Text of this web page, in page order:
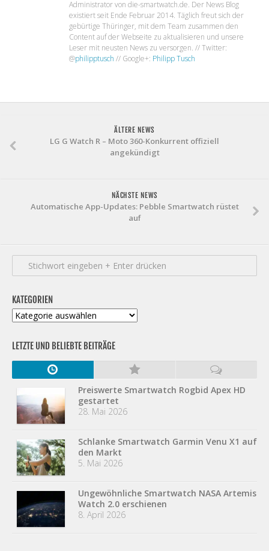
Administrator von die-smartwatch.de. Der News Blog
existiert seit Ende Februar 2014. Täglich freut sich der
gebürtige Thüringer, mit dem Team zusammen den
Content auf der Webseite zu aktualisieren und unsere
Leser mit neusten News zu versorgen. // Twitter:
@philipptusch // Google+: Philipp Tusch
ÄLTERE NEWS
LG G Watch R – Moto 360-Konkurrent offiziell
angekündigt
NÄCHSTE NEWS
Automatische App-Updates: Pebble Smartwatch rüstet
auf
KATEGORIEN
Kategorien
LETZTE UND BELIEBTE BEITRÄGE
Preiswerte Smartwatch Rogbid Apex HD
gestartet
28. Mai 2026
Schlanke Smartwatch Garmin Venu X1 auf
den Markt
5. Mai 2026
Ungewöhnliche Smartwatch NASA Artemis
Watch 2.0 erschienen
8. April 2026